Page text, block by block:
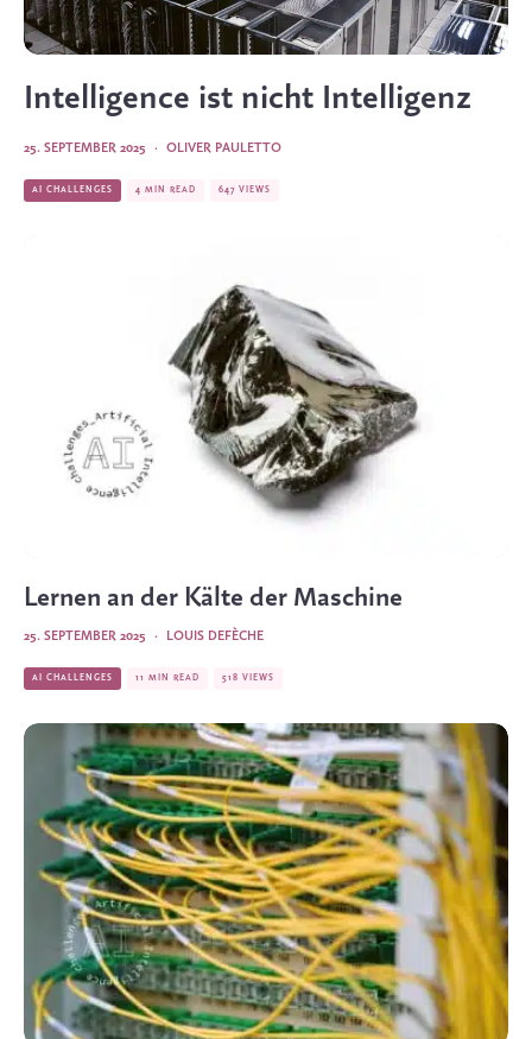
Intelligence ist nicht Intelligenz
OLIVER PAULETTO
·
25. SEPTEMBER 2025
AI CHALLENGES 4 MIN READ 647 VIEWS
Lernen an der Kälte der Maschine
LOUIS DEFÈCHE
·
25. SEPTEMBER 2025
AI CHALLENGES 11 MIN READ 518 VIEWS